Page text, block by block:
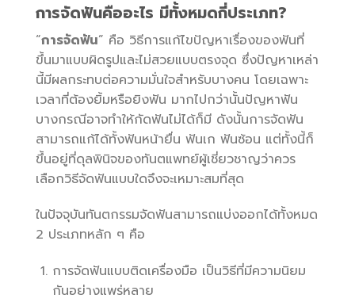
การจัดฟันคืออะไร มีทั้งหมดกี่ประเภท?
“การจัดฟัน” คือ วิธีการแก้ไขปัญหาเรื่องของฟันที่
ขึ้นมาแบบผิดรูปและไม่สวยแบบตรงจุด ซึ่งปัญหาเหล่า
นี้มีผลกระทบต่อความมั่นใจสำหรับบางคน โดยเฉพาะ
เวลาที่ต้องยิ้มหรือยิงฟัน มากไปกว่านั้นปัญหาฟัน
บางกรณีอาจทำให้กัดฟันไม่ได้ก็มี ดังนั้นการจัดฟัน
สามารถแก้ได้ทั้งฟันหน้ายื่น ฟันเก ฟันซ้อน แต่ทั้งนี้ก็
ขึ้นอยู่ที่ดุลพินิจของทันตแพทย์ผู้เชี่ยวชาญว่าควร
เลือกวิธีจัดฟันแบบใดจึงจะเหมาะสมที่สุด
ในปัจจุบันทันตกรรมจัดฟันสามารถแบ่งออกได้ทั้งหมด
2 ประเภทหลัก ๆ คือ
การจัดฟันแบบติดเครื่องมือ เป็นวิธีที่มีความนิยม
กันอย่างแพร่หลาย